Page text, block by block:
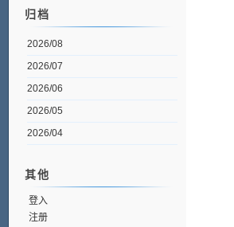
归档
2026/08
2026/07
2026/06
2026/05
2026/04
其他
登入
注册